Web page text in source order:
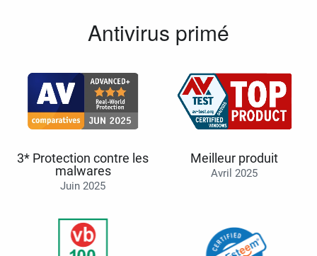
Antivirus primé
3* Protection contre les
malwares
Juin 2025
Meilleur produit
Avril 2025